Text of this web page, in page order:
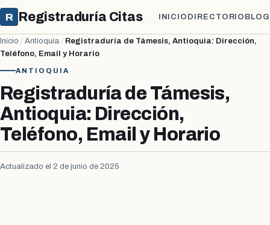
R Registraduría Citas INICIO DIRECTORIO BLOG
Inicio / Antioquia / Registraduría de Támesis, Antioquia: Dirección,
Teléfono, Email y Horario
ANTIOQUIA
Registraduría de Támesis,
Antioquia: Dirección,
Teléfono, Email y Horario
Actualizado el 2 de junio de 2025